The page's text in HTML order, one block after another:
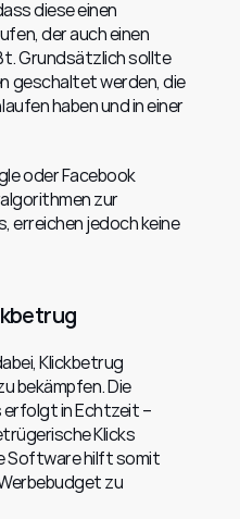
diese einen
der auch einen
Grundsätzlich sollte
geschaltet werden, die
haben und in einer
oder Facebook
zur
erreichen jedoch keine
Klickbetrug
bekämpfen. Die
erfolgt in Echtzeit –
Klicks
Software hilft somit
zu